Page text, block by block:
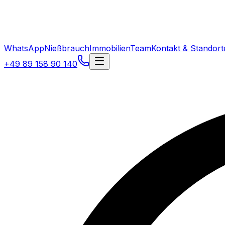
WhatsAppNießbrauchImmobilienTeamKontakt &
+49 89 158 90 140